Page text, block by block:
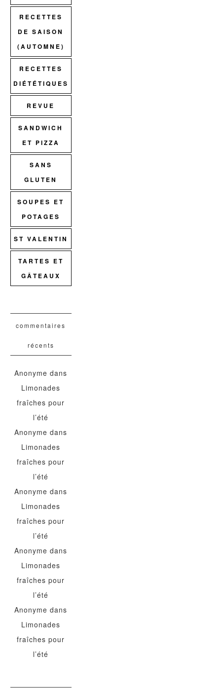
RECETTES
DE SAISON
(AUTOMNE)
RECETTES
DIÉTÉTIQUES
REVUE
SANDWICH
ET PIZZA
SANS
GLUTEN
SOUPES ET
POTAGES
ST VALENTIN
TARTES ET
GÂTEAUX
commentaires
récents
Anonyme dans
Limonades
fraîches pour
l’été
Anonyme dans
Limonades
fraîches pour
l’été
Anonyme dans
Limonades
fraîches pour
l’été
Anonyme dans
Limonades
fraîches pour
l’été
Anonyme dans
Limonades
fraîches pour
l’été